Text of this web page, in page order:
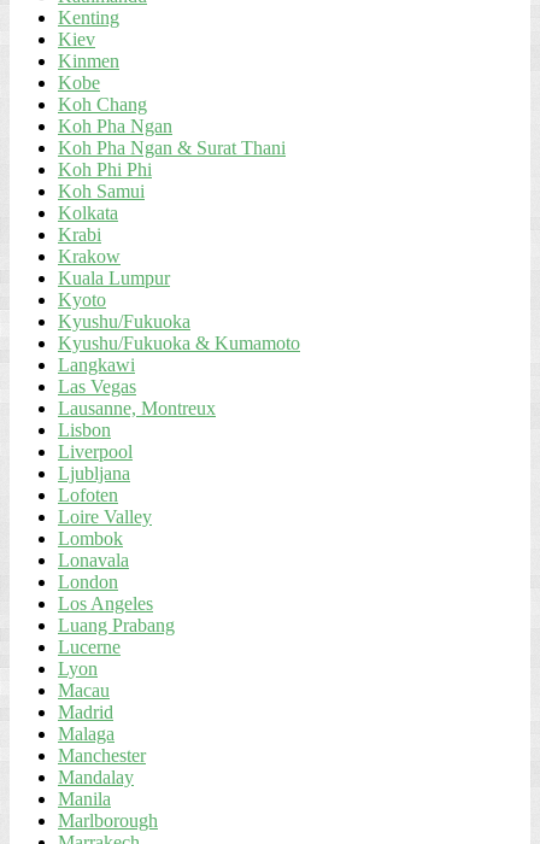
Kenting
Kiev
Kinmen
Kobe
Koh Chang
Koh Pha Ngan
Koh Pha Ngan & Surat Thani
Koh Phi Phi
Koh Samui
Kolkata
Krabi
Krakow
Kuala Lumpur
Kyoto
Kyushu/Fukuoka
Kyushu/Fukuoka & Kumamoto
Langkawi
Las Vegas
Lausanne, Montreux
Lisbon
Liverpool
Ljubljana
Lofoten
Loire Valley
Lombok
Lonavala
London
Los Angeles
Luang Prabang
Lucerne
Lyon
Macau
Madrid
Malaga
Manchester
Mandalay
Manila
Marlborough